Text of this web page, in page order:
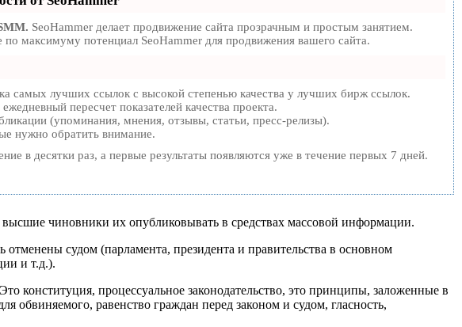
SeoHammer делает продвижение сайта прозрачным и простым занятием.
максимуму потенциал SeoHammer для продвижения вашего сайта.
самых лучших ссылок с высокой степенью качества у лучших бирж ссылок.
пересчет показателей качества проекта.
(упоминания, мнения, отзывы, статьи, пресс-релизы).
нужно обратить внимание.
в десятки раз, а первые результаты появляются уже в течение первых 7 дней.
чиновники их опубликовывать в средствах массовой информации.
судом (парламента, президента и правительства в основном
и т.д.).
конституция, процессуальное законодательство, это принципы, заложенные в
обвиняемого, равенство граждан перед законом и судом, гласность,